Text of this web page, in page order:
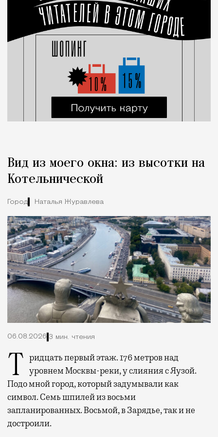
Вид из моего окна: из высотки на
Котельнической
Город Наталья Журавлева
06.08.2026 3 мин. чтения
Тридцать первый этаж. 176 метров над уровнем Москвы-реки, у слияния с Яузой.
Подо мной город, который задумывали как
символ. Семь шпилей из восьми
запланированных. Восьмой, в Зарядье, так и не
достроили.